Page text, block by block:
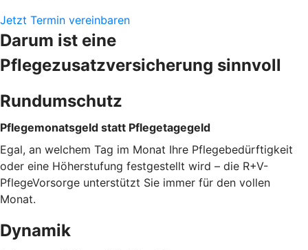
Jetzt Termin vereinbaren
Darum ist eine
Pflegezusatzversicherung sinnvoll
Rundumschutz
Pflegemonatsgeld statt Pflegetagegeld
Egal, an welchem Tag im Monat Ihre Pflegebedürftigkeit
oder eine Höherstufung festgestellt wird – die R+V-
PflegeVorsorge unterstützt Sie immer für den vollen
Monat.
Dynamik